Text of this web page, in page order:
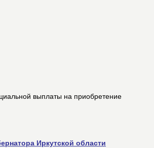
выплаты на приобретение
Иркутской области